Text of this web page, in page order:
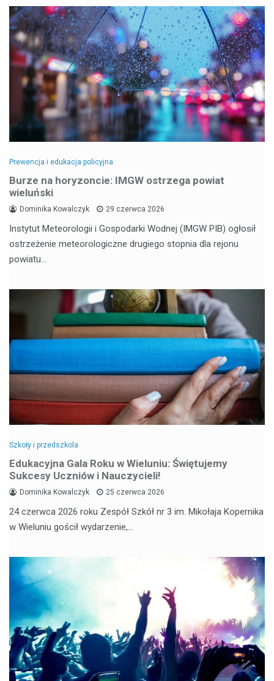
Prewencja i edukacja policyjna
Burze na horyzoncie: IMGW ostrzega powiat
wieluński
Dominika Kowalczyk 29 czerwca 2026
Instytut Meteorologii i Gospodarki Wodnej (IMGW PIB) ogłosił
ostrzeżenie meteorologiczne drugiego stopnia dla rejonu
powiatu…
Szkoły i przedszkola
Edukacyjna Gala Roku w Wieluniu: Świętujemy
Sukcesy Uczniów i Nauczycieli!
Dominika Kowalczyk 25 czerwca 2026
24 czerwca 2026 roku Zespół Szkół nr 3 im. Mikołaja Kopernika
w Wieluniu gościł wydarzenie,…